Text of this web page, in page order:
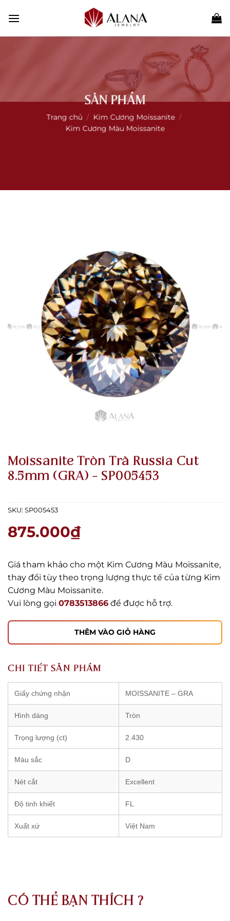
SẢN PHẨM
Trang chủ / Kim Cương Moissanite /
Kim Cương Màu Moissanite
Moissanite Tròn Trà Russia Cut
8.5mm (GRA) – SP005453
SKU: SP005453
875.000₫
Giá tham khảo cho một Kim Cương Màu Moissanite,
thay đổi tùy theo trọng lượng thực tế của từng Kim
Cương Màu Moissanite.
Vui lòng gọi 0783513866 để được hỗ trợ.
THÊM VÀO GIỎ HÀNG
CHI TIẾT SẢN PHẨM
Giấy chứng nhận MOISSANITE – GRA
Hình dáng Tròn
Trọng lượng (ct) 2.430
Màu sắc D
Nét cắt Excellent
Độ tinh khiết FL
Xuất xứ Việt Nam
CÓ THỂ BẠN THÍCH ?